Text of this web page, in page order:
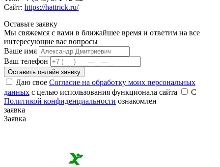
Сайт: https://hattrick.ru/
Оставьте заявку
Мы свяжемся с вами в ближайшее время и ответим на все
интересующие вас вопросы
Ваше имя
Ваш телефон
Оставить онлайн заявку
Даю свое Согласие на обработку моих персональных
данных с целью использования функционала сайта
С
Политикой конфиденциальности ознакомлен
заявка
Заявка